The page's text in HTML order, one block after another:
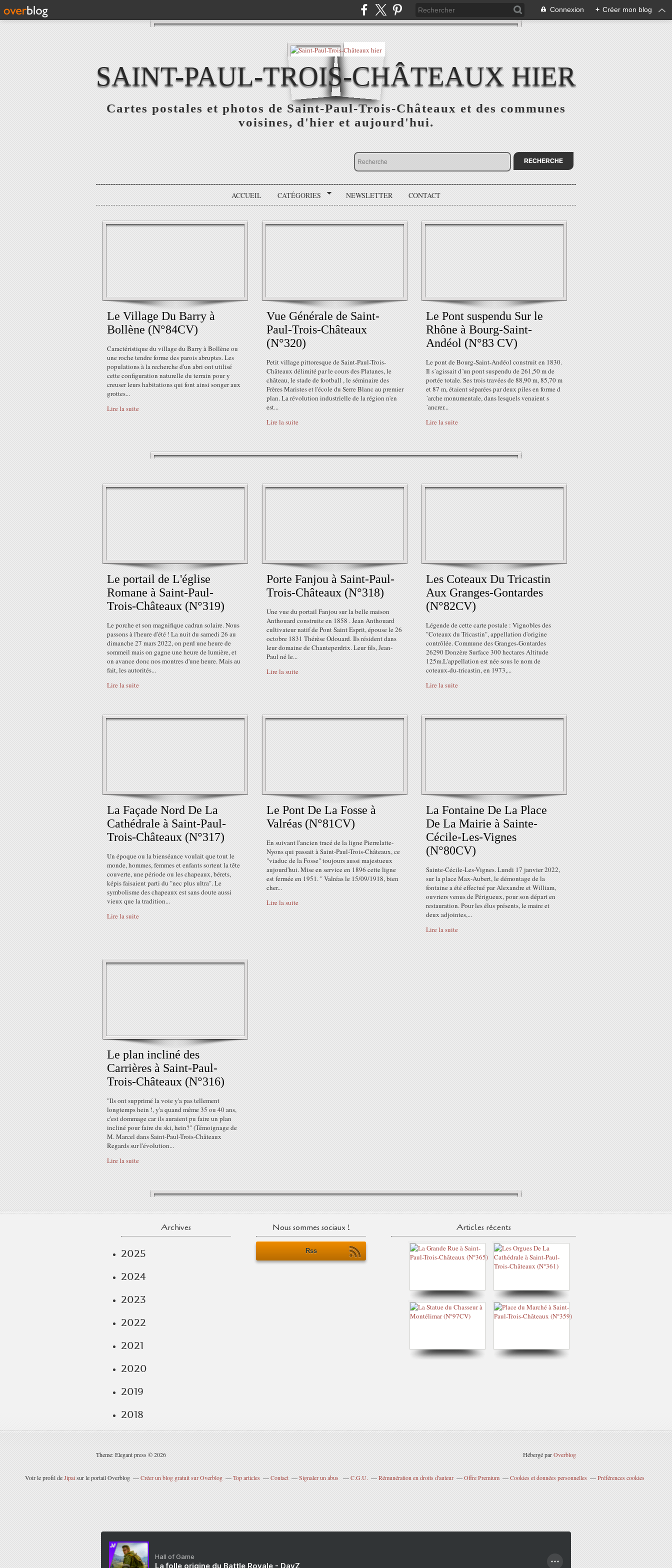
Connexion + Créer mon blog
SAINT-PAUL-TROIS-CHÂTEAUX HIER
Cartes postales et photos de Saint-Paul-Trois-Châteaux et des communes
voisines, d'hier et aujourd'hui.
ACCUEIL CATÉGORIES NEWSLETTER CONTACT
Le Village Du Barry à
Bollène (N°84CV)
Caractéristique du village du Barry à Bollène ou
une roche tendre forme des parois abruptes. Les
populations à la recherche d'un abri ont utilisé
cette configuration naturelle du terrain pour y
creuser leurs habitations qui font ainsi songer aux
grottes...
Lire la suite
Vue Générale de Saint-
Paul-Trois-Châteaux
(N°320)
Petit village pittoresque de Saint-Paul-Trois-
Châteaux délimité par le cours des Platanes, le
château, le stade de football , le séminaire des
Frères Maristes et l'école du Serre Blanc au premier
plan. La révolution industrielle de la région n'en
est...
Lire la suite
Le Pont suspendu Sur le
Rhône à Bourg-Saint-
Andéol (N°83 CV)
Le pont de Bourg-Saint-Andéol construit en 1830.
Il s´agissait d´un pont suspendu de 261,50 m de
portée totale. Ses trois travées de 88,90 m, 85,70 m
et 87 m, étaient séparées par deux piles en forme d
´arche monumentale, dans lesquels venaient s
´ancrer...
Lire la suite
Le portail de L'église
Romane à Saint-Paul-
Trois-Châteaux (N°319)
Le porche et son magnifique cadran solaire. Nous
passons à l'heure d'été ! La nuit du samedi 26 au
dimanche 27 mars 2022, on perd une heure de
sommeil mais on gagne une heure de lumière, et
on avance donc nos montres d'une heure. Mais au
fait, les autorités...
Lire la suite
Porte Fanjou à Saint-Paul-
Trois-Châteaux (N°318)
Une vue du portail Fanjou sur la belle maison
Anthouard construite en 1858 . Jean Anthouard
cultivateur natif de Pont Saint Esprit, épouse le 26
octobre 1831 Thérèse Odouard. Ils résident dans
leur domaine de Chanteperdrix. Leur fils, Jean-
Paul né le...
Lire la suite
Les Coteaux Du Tricastin
Aux Granges-Gontardes
(N°82CV)
Légende de cette carte postale : Vignobles des
"Coteaux du Tricastin", appellation d'origine
contrôlée. Commune des Granges-Gontardes
26290 Donzère Surface 300 hectares Altitude
125m.L'appellation est née sous le nom de
coteaux-du-tricastin, en 1973,...
Lire la suite
La Façade Nord De La
Cathédrale à Saint-Paul-
Trois-Châteaux (N°317)
Un époque ou la bienséance voulait que tout le
monde, hommes, femmes et enfants sortent la tête
couverte, une période ou les chapeaux, bérets,
képis faisaient parti du "nec plus ultra". Le
symbolisme des chapeaux est sans doute aussi
vieux que la tradition...
Lire la suite
Le Pont De La Fosse à
Valréas (N°81CV)
En suivant l'ancien tracé de la ligne Pierrelatte-
Nyons qui passait à Saint-Paul-Trois-Châteaux, ce
"viaduc de la Fosse" toujours aussi majestueux
aujourd'hui. Mise en service en 1896 cette ligne
est fermée en 1951. " Valréas le 15/09/1918, bien
cher...
Lire la suite
La Fontaine De La Place
De La Mairie à Sainte-
Cécile-Les-Vignes
(N°80CV)
Sainte-Cécile-Les-Vignes. Lundi 17 janvier 2022,
sur la place Max-Aubert, le démontage de la
fontaine a été effectué par Alexandre et William,
ouvriers venus de Périgueux, pour son départ en
restauration. Pour les élus présents, le maire et
deux adjointes,...
Lire la suite
Le plan incliné des
Carrières à Saint-Paul-
Trois-Châteaux (N°316)
"Ils ont supprimé la voie y'a pas tellement
longtemps hein !, y'a quand même 35 ou 40 ans,
c'est dommage car ils auraient pu faire un plan
incliné pour faire du ski, hein?" (Témoignage de
M. Marcel dans Saint-Paul-Trois-Châteaux
Regards sur l'évolution...
Lire la suite
Archives
2025
2024
2023
2022
2021
2020
2019
2018
Nous sommes sociaux !
Rss
Articles récents
Theme: Elegant press © 2026 Hébergé parOverblog
Voir le profil deJipaisur le portail Overblog Créer un blog gratuit sur Overblog Top articles Contact Signaler un abus C.G.U. Rémunération en droits d'auteur Offre Premium Cookies et données personnelles Préférences cookies
Hall of Game
La folle origine du Battle Royale - DayZ